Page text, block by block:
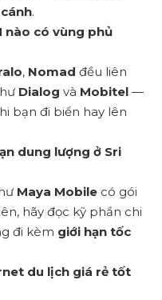
.
nào có vùng phủ
, Nomad đều liên
Dialog và Mobitel —
bạn đi biển hay lên
dung lượng ở Sri
Maya Mobile có gói
hãy đọc kỹ phần chi
đi kèm giới hạn tốc
du lịch giá rẻ tốt